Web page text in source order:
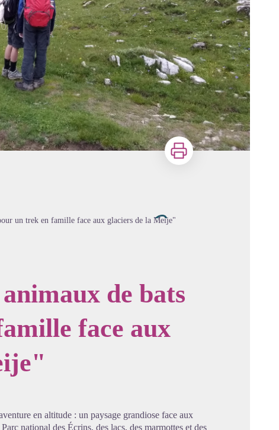
Voir l'image en plein écran
Imprimer
un trek en famille face aux glaciers de la Meije"
de bats
face aux
en altitude : un paysage grandiose face aux
national des Écrins, des lacs, des marmottes et des